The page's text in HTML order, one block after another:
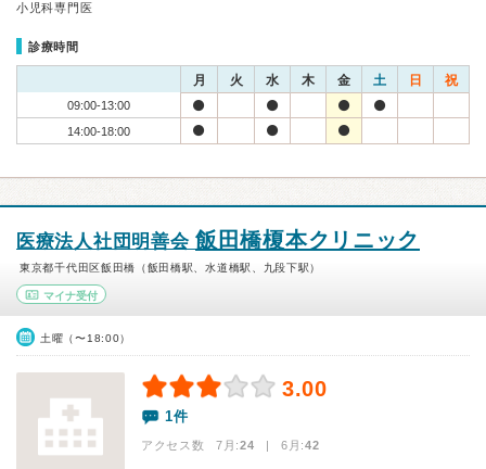
小児科専門医
診療時間
月 火 水 木 金 土 日 祝
09:00-13:00
14:00-18:00
医療法人社団明善会 飯田橋榎本クリニック
東京都千代田区飯田橋（飯田橋駅、水道橋駅、九段下駅）
マイナ受付
土曜（〜18:00）
3.00
1件
アクセス数 7月:24 | 6月:42